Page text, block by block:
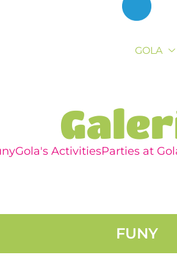
GOLA
Gola's Activities​Parties at
FUNY